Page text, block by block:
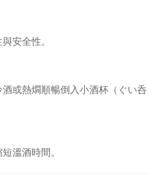
安全性。
或熱燗順暢倒入小酒杯（ぐい呑
溫酒時間。